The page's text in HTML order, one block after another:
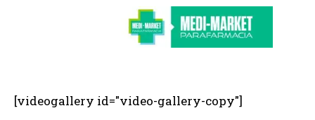
[videogallery id="video-gallery-copy"]